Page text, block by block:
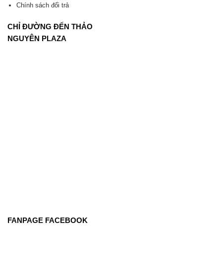
Chính sách đổi trả
CHỈ ĐƯỜNG ĐẾN THẢO
NGUYÊN PLAZA
FANPAGE FACEBOOK